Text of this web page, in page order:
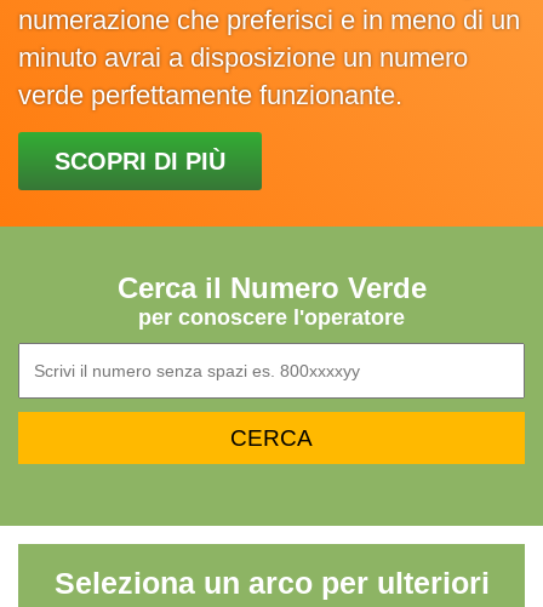
numerazione che preferisci e in meno di un
minuto avrai a disposizione un numero
verde perfettamente funzionante.
SCOPRI DI PIÙ
Cerca il Numero Verde
per conoscere l'operatore
Seleziona un arco per ulteriori